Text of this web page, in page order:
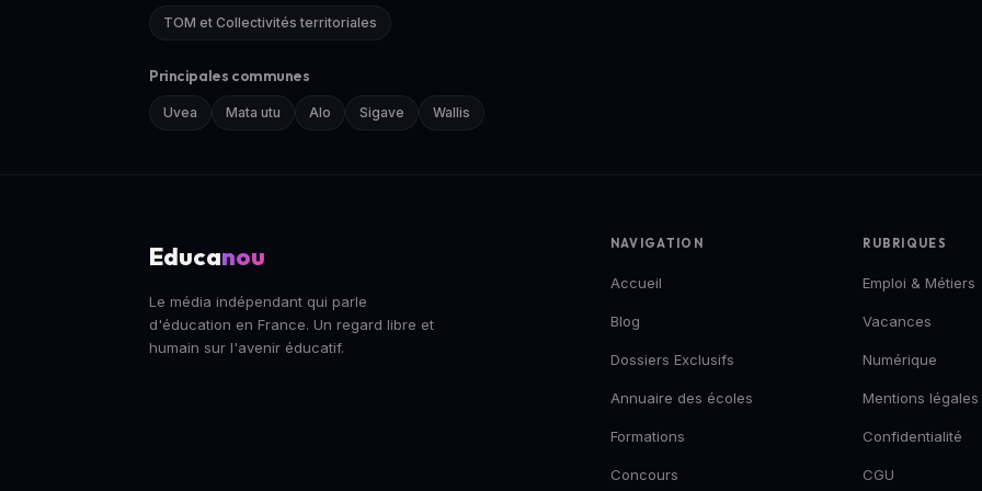
TOM et Collectivités territoriales
Principales communes
Uvea Mata utu Alo Sigave Wallis
Educanou
Le média indépendant qui parle
d'éducation en France. Un regard libre et
humain sur l'avenir éducatif.
NAVIGATION
Accueil
Blog
Dossiers Exclusifs
Annuaire des écoles
Formations
Concours
RUBRIQUES
Emploi & Métiers
Vacances
Numérique
Mentions légales
Confidentialité
CGU